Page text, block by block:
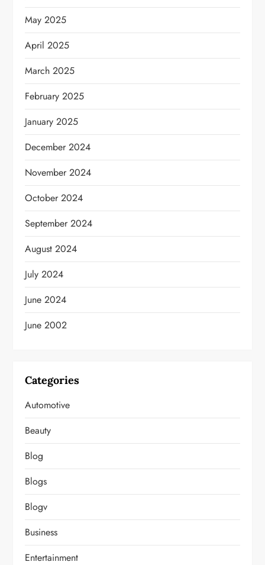
May 2025
April 2025
March 2025
February 2025
January 2025
December 2024
November 2024
October 2024
September 2024
August 2024
July 2024
June 2024
June 2002
Categories
Automotive
Beauty
Blog
Blogs
Blogv
Business
Entertainment